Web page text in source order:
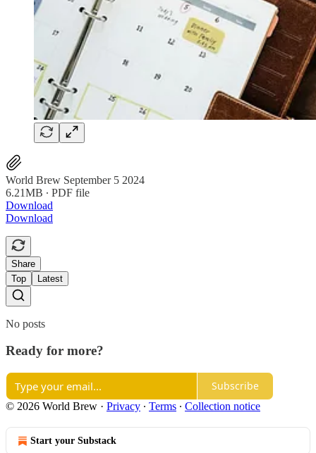
World Brew September 5 2024
6.21MB ∙ PDF file
Download
Download
Share
Top
Latest
No posts
Ready for more?
Subscribe
© 2026 World Brew · Privacy ∙ Terms ∙ Collection notice
Start your Substack